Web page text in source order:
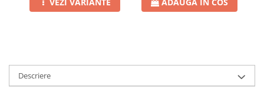
Descriere